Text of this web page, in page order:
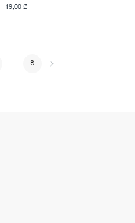
19,00 ₾
… 8